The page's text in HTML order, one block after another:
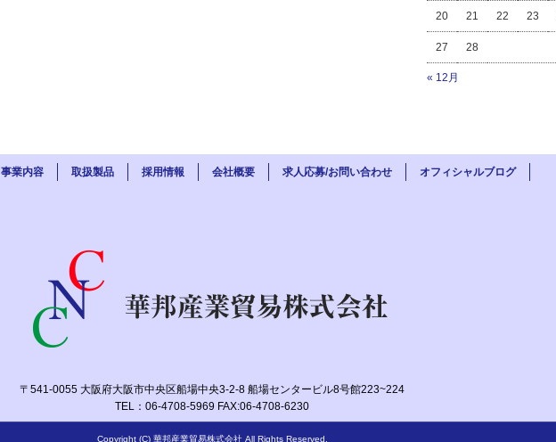
« 12月
20 21 22 23
27 28
事業内容 取扱製品 採用情報 会社概要 求人応募/お問い合わせ オフィシャルブログ
〒541-0055 大阪府大阪市中央区船場中央3-2-8 船場センタービル8号館223~224
TEL：06-4708-5969 FAX:06-4708-6230
Copyright (C) 華邦産業貿易株式会社 All Rights Reserved.